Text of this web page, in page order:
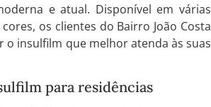
e atual. Disponível em várias
os clientes do Bairro João Costa
o insulfilm que melhor atenda às suas
para residências